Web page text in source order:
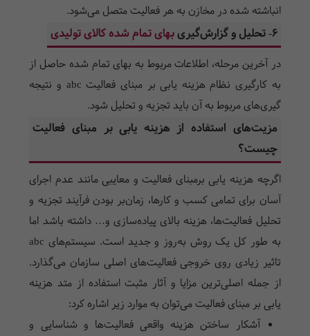
انباشته شده در مخازن به هر فعالیت متصل می‌شود.
6- تحلیل و گزارش‌گیری بهای تمام شده کالای تولیدی
در آخرین مرحله، اطلاعات مربوط به بهای تمام شده حاصل از
به کارگیری نظام هزینه یابی بر مبنای فعالیت abc و نتیجه
گیری‌های مربوط به آن باید تجزیه و تحلیل شود.
مزیت‌های استفاده از هزینه یابی بر مبنای فعالیت
چیست؟
اگرچه هزینه یابی برمبنای فعالیت و معایبی مانند عدم اجرای
آسان برای تمامی کسب و کارها، زمان‌بر بودن فرآیند تجزیه و
تحلیل فعالیت‌ها، هزینه بالای پیاده‌سازی و… داشته باشد اما
به طور کل یک روش به‌روز و جدید است. سیستم‌های abc
تاثیر زیادی روی خروجی فعالیت‌های اصلی سازمان می‌گذارد.
از جمله اصلی‌ترین مزایا و آثار مثبت استفاده از متد هزینه
یابی بر مبنای فعالیت می‌توان به موارد زیر اشاره کرد:
آشکار ساختن هزینه واقعی فعالیت‌ها و شناسایی و